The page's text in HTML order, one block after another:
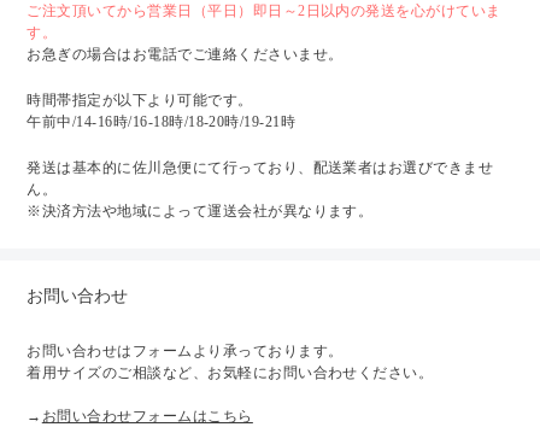
ご注文頂いてから営業日（平日）即日～2日以内の発送を心がけていま
す。
お急ぎの場合はお電話でご連絡くださいませ。
時間帯指定が以下より可能です。
午前中/14-16時/16-18時/18-20時/19-21時
発送は基本的に佐川急便にて行っており、配送業者はお選びできませ
ん。
※決済方法や地域によって運送会社が異なります。
お問い合わせ
お問い合わせはフォームより承っております。
着用サイズのご相談など、お気軽にお問い合わせください。
→ お問い合わせフォームはこちら